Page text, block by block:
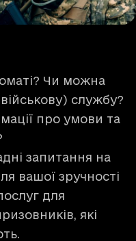
Чи можна
службу?
про умови та
запитання на
вашої зручності
для
які